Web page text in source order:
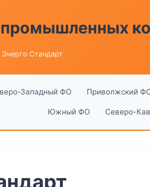
промышленных
Стандарт
Западный ФО Приволжский
Южный ФО Северо-